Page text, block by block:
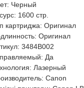
Черный
1600 стр.
картриджа: Оригинал
Оригинал
3484B002
Да
Лазерный
Canon